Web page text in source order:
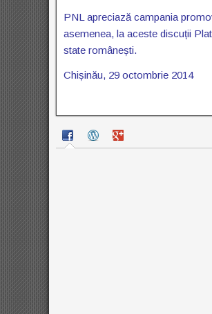
PNL apreciază campania
asemenea, la aceste discuții
state românești.
Chișinău, 29 octombrie 2014